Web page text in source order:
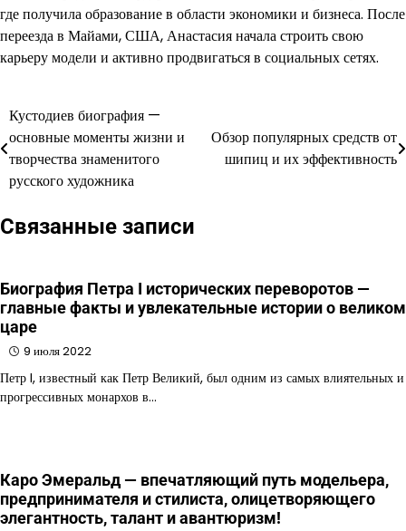
где получила образование в области экономики и бизнеса. После
переезда в Майами, США, Анастасия начала строить свою
карьеру модели и активно продвигаться в социальных сетях.
Навигация
по
записям
Кустодиев биография —
основные моменты жизни и
творчества знаменитого
русского художника
Обзор популярных средств от
шипиц и их эффективность
Связанные записи
Биография Петра I исторических переворотов —
главные факты и увлекательные истории о великом
царе
9 июля 2022
Петр I, известный как Петр Великий, был одним из самых влиятельных и
прогрессивных монархов в…
Каро Эмеральд — впечатляющий путь модельера,
предпринимателя и стилиста, олицетворяющего
элегантность, талант и авантюризм!